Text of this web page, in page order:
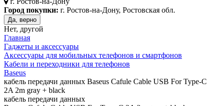
Город покупки: г. Ростов-на-Дону, Ростовская обл.
Да, верно
Нет, другой
Главная
Гаджеты и аксессуары
Аксессуары для мобильных телефонов и смартфонов
Кабели и переходники для телефонов
Baseus
кабель передачи данных Baseus Cafule Cable USB For Type-C
2A 2m gray + black
кабель передачи данных